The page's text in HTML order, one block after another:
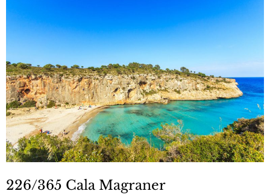
226/365 Cala Magraner